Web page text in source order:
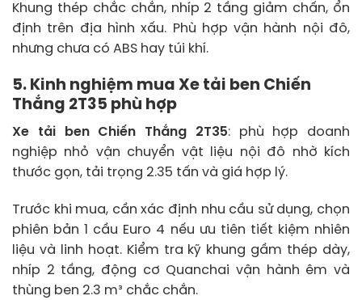
Khung thép chắc chắn, nhíp 2 tầng giảm chấn, ổn
định trên địa hình xấu. Phù hợp vận hành nội đô,
nhưng chưa có ABS hay túi khí.
5. Kinh nghiệm mua Xe tải ben Chiến
Thắng 2T35 phù hợp
Xe tải ben Chiến Thắng 2T35: phù hợp doanh
nghiệp nhỏ vận chuyển vật liệu nội đô nhờ kích
thước gọn, tải trọng 2.35 tấn và giá hợp lý.
Trước khi mua, cần xác định nhu cầu sử dụng, chọn
phiên bản 1 cầu Euro 4 nếu ưu tiên tiết kiệm nhiên
liệu và linh hoạt. Kiểm tra kỹ khung gầm thép dày,
nhíp 2 tầng, động cơ Quanchai vận hành êm và
thùng ben 2.3 m³ chắc chắn.